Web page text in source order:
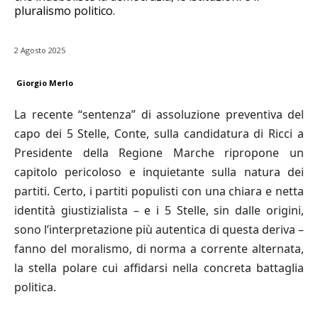
pluralismo politico.
2 Agosto 2025
Giorgio Merlo
La recente “sentenza” di assoluzione preventiva del
capo dei 5 Stelle, Conte, sulla candidatura di Ricci a
Presidente della Regione Marche ripropone un
capitolo pericoloso e inquietante sulla natura dei
partiti. Certo, i partiti populisti con una chiara e netta
identità giustizialista – e i 5 Stelle, sin dalle origini,
sono l’interpretazione più autentica di questa deriva –
fanno del moralismo, di norma a corrente alternata,
la stella polare cui affidarsi nella concreta battaglia
politica.